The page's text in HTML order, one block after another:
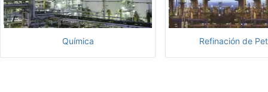
Química Refinación de